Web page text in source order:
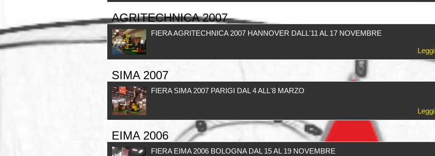
AGRITECHNICA 2007
FIERA AGRITECHNICA 2007 HANNOVER DALL'11 AL 17 NOVEMBRE
SIMA 2007
FIERA SIMA 2007 PARIGI DAL 4 ALL'8 MARZO
EIMA 2006
FIERA EIMA 2006 BOLOGNA DAL 15 AL 19 NOVEMBRE